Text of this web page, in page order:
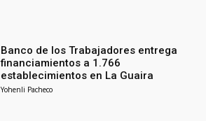
Banco de los Trabajadores entrega
financiamientos a 1.766
establecimientos en La Guaira
Yohenli Pacheco